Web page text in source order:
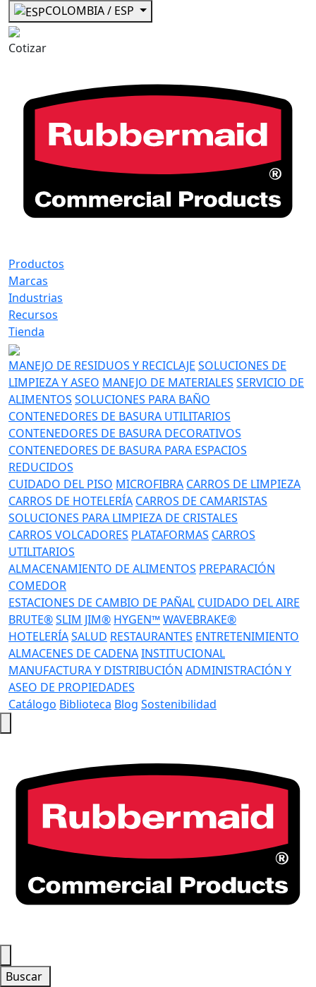
COLOMBIA / ESP
Cotizar
Productos
Marcas
Industrias
Recursos
Tienda
MANEJO DE RESIDUOS Y RECICLAJE SOLUCIONES DE
LIMPIEZA Y ASEO MANEJO DE MATERIALES SERVICIO DE
ALIMENTOS SOLUCIONES PARA BAÑO
CONTENEDORES DE BASURA UTILITARIOS
CONTENEDORES DE BASURA DECORATIVOS
CONTENEDORES DE BASURA PARA ESPACIOS
REDUCIDOS
CUIDADO DEL PISO MICROFIBRA CARROS DE LIMPIEZA
CARROS DE HOTELERÍA CARROS DE CAMARISTAS
SOLUCIONES PARA LIMPIEZA DE CRISTALES
CARROS VOLCADORES PLATAFORMAS CARROS
UTILITARIOS
ALMACENAMIENTO DE ALIMENTOS PREPARACIÓN
COMEDOR
ESTACIONES DE CAMBIO DE PAÑAL CUIDADO DEL AIRE
BRUTE®SLIM JIM® HYGEN™WAVEBRAKE®
HOTELERÍASALUD RESTAURANTES ENTRETENIMIENTO
ALMACENES DE CADENAINSTITUCIONAL
MANUFACTURA Y DISTRIBUCIÓN ADMINISTRACIÓN Y
ASEO DE PROPIEDADES
Catálogo Biblioteca Blog Sostenibilidad
Buscar